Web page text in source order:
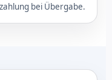
bei Übergabe.